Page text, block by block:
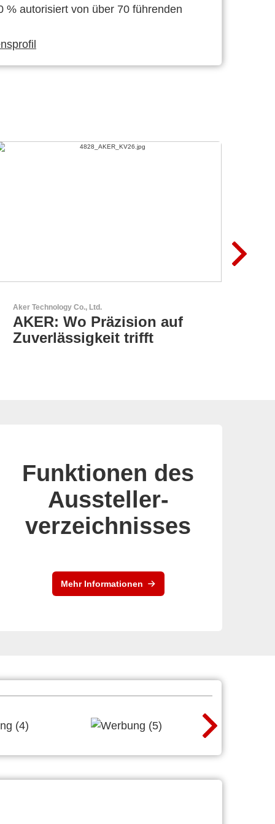
% autorisiert von über 70 führenden
LEMO Elektronik GmbH
Original Push-Pull-
Connector – Made in
Funktionen des
Aussteller-
verzeichnisses
Mehr Informationen